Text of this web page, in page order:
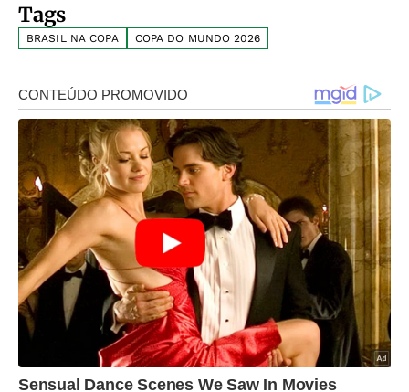
Tags
BRASIL NA COPA COPA DO MUNDO 2026